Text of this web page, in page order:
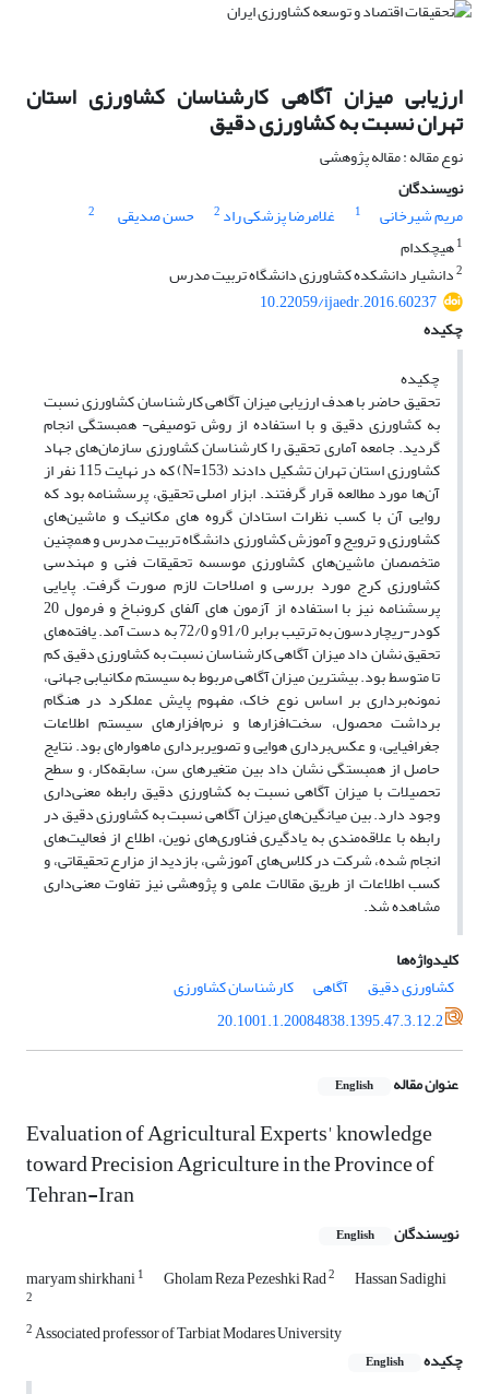
ارزیابی میزان آگاهی کارشناسان کشاورزی استان
تهران نسبت به کشاورزی دقیق
نوع مقاله : مقاله پژوهشی
نویسندگان
مریم شیرخانی
1 غلامرضا پزشکی راد 2 حسن صدیقی
2
1هیچکدام
2دانشیار دانشکده کشاورزی دانشگاه تربیت مدرس
10.22059/ijaedr.2016.60237
چکیده
چکیده
تحقیق حاضر با هدف ارزیابی میزان آگاهی کارشناسان کشاورزی نسبت
به کشاورزی دقیق و با استفاده از روش توصیفی- همبستگی انجام
گردید. جامعه آماری تحقیق را کارشناسان کشاورزی سازمان‌های جهاد
کشاورزی استان تهران تشکیل دادند (153=N) که در نهایت 115 نفر از
آن‌ها مورد مطالعه قرار گرفتند. ابزار اصلی تحقیق، پرسشنامه بود که
روایی آن با کسب نظرات استادان گروه های مکانیک و ماشین‌های
کشاورزی و ترویج و آموزش کشاورزی دانشگاه تربیت مدرس و همچنین
متخصصان ماشین‌های کشاورزی موسسه تحقیقات فنی و مهندسی
کشاورزی کرج مورد بررسی و اصلاحات لازم صورت گرفت. پایایی
پرسشنامه نیز با استفاده از آزمون های آلفای کرونباخ و فرمول 20
کودر-ریچاردسون به ترتیب برابر 91/0 و 72/0 به دست آمد. یافته‌های
تحقیق نشان داد میزان آگاهی کارشناسان نسبت به کشاورزی دقیق کم
تا متوسط بود. بیشترین میزان آگاهی مربوط به سیستم مکانیابی جهانی،
نمونه‌برداری بر اساس نوع خاک، مفهوم پایش عملکرد در هنگام
برداشت محصول، سخت‌افزارها و نرم‌افزارهای سیستم اطلاعات
جغرافیایی، و عکس‌برداری هوایی و تصویر‌برداری ماهواره‌ای بود. نتایج
حاصل از همبستگی نشان داد بین متغیرهای سن، سابقه‌کار، و سطح
تحصیلات با میزان آگاهی نسبت به کشاورزی دقیق رابطه معنی‌داری
وجود دارد. بین میانگین‌های میزان آگاهی نسبت به کشاورزی دقیق در
رابطه با علاقه‌مندی به یادگیری فناوری‌های نوین، اطلاع از فعالیت‌های
انجام شده، شرکت در کلاس‌های آموزشی، بازدید از مزارع تحقیقاتی، و
کسب اطلاعات از طریق مقالات علمی و پژوهشی نیز تفاوت معنی‌داری
مشاهده شد.
کلیدواژه‌ها
کشاورزی دقیق
آگاهی
کارشناسان کشاورزی
20.1001.1.20084838.1395.47.3.12.2
عنوان مقاله English
Evaluation of Agricultural Experts' knowledge
toward Precision Agriculture in the Province of
Tehran-Iran
نویسندگان English
maryam shirkhani1 Gholam Reza Pezeshki Rad2 Hassan Sadighi
2
2Associated professor of Tarbiat Modares University
چکیده
English